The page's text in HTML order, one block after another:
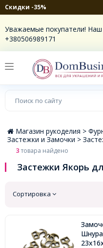
Скидки -35%
Уважаемые покупатели! Наш
+380506989171
Магазин рукоделия >
Застежки и Замочки >
3товара найдено
Застежки Якорь
Сортировка